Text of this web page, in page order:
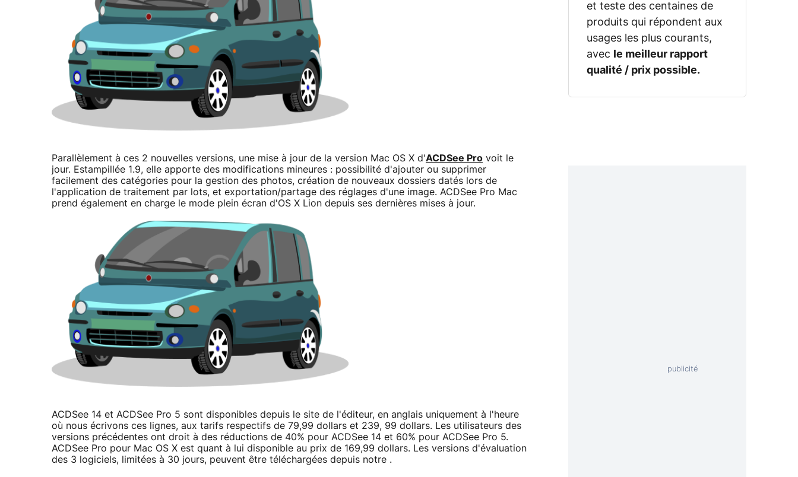
Parallèlement à ces 2 nouvelles versions, une mise à jour de la version Mac OS X d'ACDSee Pro voit le
jour. Estampillée 1.9, elle apporte des modifications mineures : possibilité d'ajouter ou supprimer
facilement des catégories pour la gestion des photos, création de nouveaux dossiers datés lors de
l'application de traitement par lots, et exportation/partage des réglages d'une image. ACDSee Pro Mac
prend également en charge le mode plein écran d'OS X Lion depuis ses dernières mises à jour.
ACDSee 14 et ACDSee Pro 5 sont disponibles depuis le site de l'éditeur, en anglais uniquement à l'heure
où nous écrivons ces lignes, aux tarifs respectifs de 79,99 dollars et 239, 99 dollars. Les utilisateurs des
versions précédentes ont droit à des réductions de 40% pour ACDSee 14 et 60% pour ACDSee Pro 5.
ACDSee Pro pour Mac OS X est quant à lui disponible au prix de 169,99 dollars. Les versions d'évaluation
des 3 logiciels, limitées à 30 jours, peuvent être téléchargées depuis notre .
et teste des centaines de
produits qui répondent aux
usages les plus courants,
avec
le meilleur rapport
qualité / prix possible.